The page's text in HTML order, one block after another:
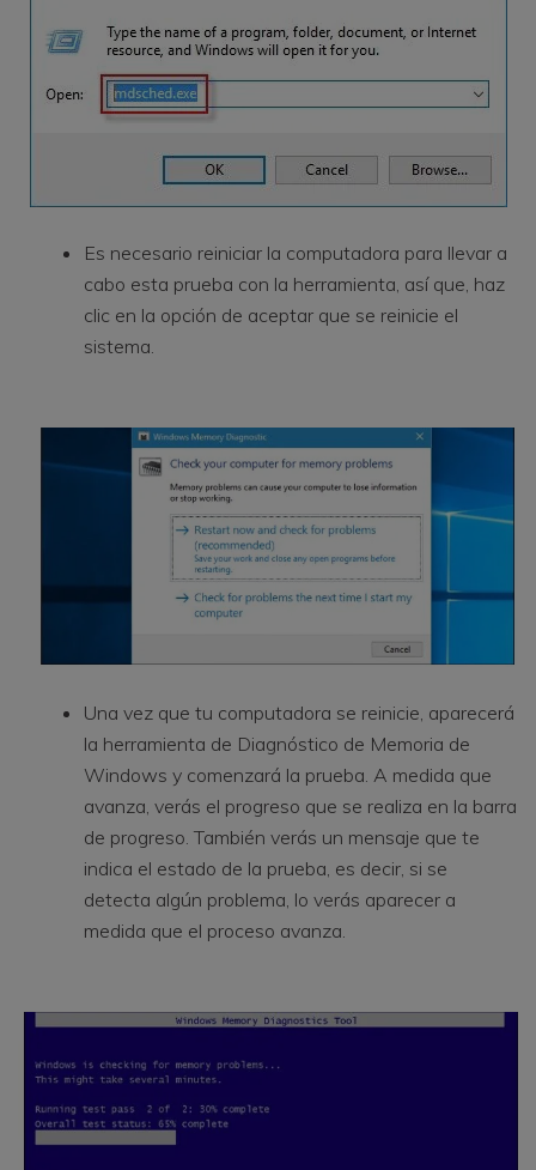
Es necesario reiniciar la computadora para llevar a
cabo esta prueba con la herramienta, así que, haz
clic en la opción de aceptar que se reinicie el
sistema.
Una vez que tu computadora se reinicie, aparecerá
la herramienta de Diagnóstico de Memoria de
Windows y comenzará la prueba. A medida que
avanza, verás el progreso que se realiza en la barra
de progreso. También verás un mensaje que te
indica el estado de la prueba, es decir, si se
detecta algún problema, lo verás aparecer a
medida que el proceso avanza.